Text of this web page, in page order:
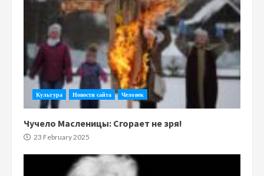
Культура Новости сайта Человек
Чучело Масленицы: Сгорает не зря!
23 February 2025